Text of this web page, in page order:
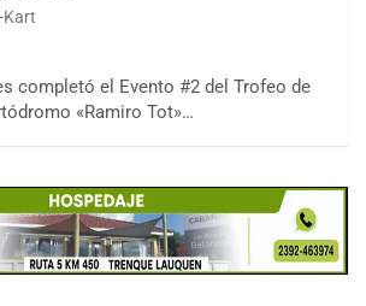
Kart
completó el Evento #2 del Trofeo de
«Ramiro Tot»…